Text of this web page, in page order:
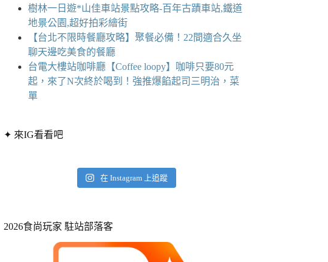
樹林一日遊*山佳車站景點攻略-百年古蹟車站,鐵道
地景公園,超好拍彩繪街
【台北不限時餐廳攻略】聚餐必備！22間適合久坐
聊天邊吃美食的餐廳
台電大樓站咖啡廳【Coffee loopy】咖啡只要80元
起，來了N次終於喝到！強推爆餡起司三明治，菜
單
✦ 來IG看看吧
在 Instagram 上追蹤
2026食尚玩家 駐站部落客